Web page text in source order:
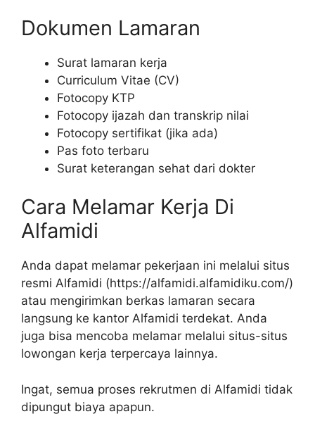
Dokumen Lamaran
Surat lamaran kerja
Curriculum Vitae (CV)
Fotocopy KTP
Fotocopy ijazah dan transkrip nilai
Fotocopy sertifikat (jika ada)
Pas foto terbaru
Surat keterangan sehat dari dokter
Cara Melamar Kerja Di
Alfamidi
Anda dapat melamar pekerjaan ini melalui situs
resmi Alfamidi (https://alfamidi.alfamidiku.com/)
atau mengirimkan berkas lamaran secara
langsung ke kantor Alfamidi terdekat. Anda
juga bisa mencoba melamar melalui situs-situs
lowongan kerja terpercaya lainnya.
Ingat, semua proses rekrutmen di Alfamidi tidak
dipungut biaya apapun.